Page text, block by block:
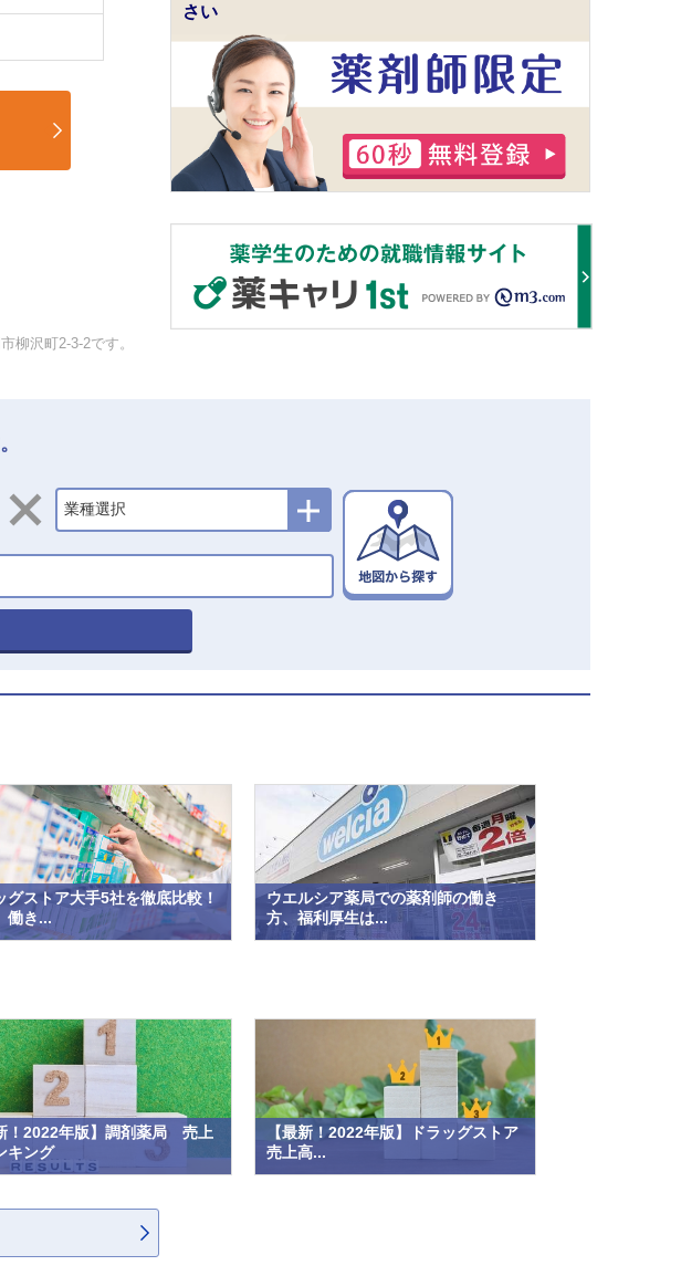
柳沢町2-3-2です。
さい
業種選択
グストア大手5社を徹底比較！
働き...
ウエルシア薬局での薬剤師の働き
方、福利厚生は...
！2022年版】調剤薬局 売上
キング
【最新！2022年版】ドラッグストア
売上高...